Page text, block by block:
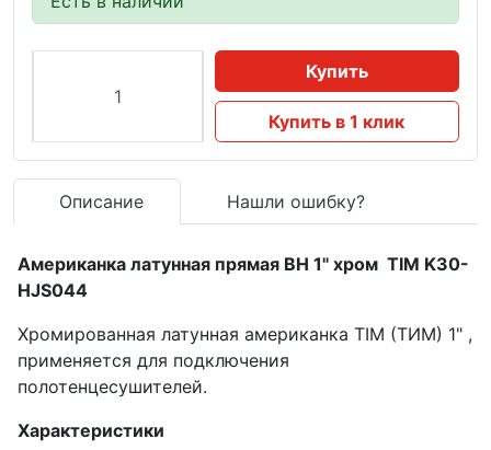
Купить
Купить в 1 клик
Описание Нашли ошибку?
Американка латунная прямая ВН 1" хром TIM K30-
HJS044
Хромированная латунная американка TIM (ТИМ) 1" ,
применяется для подключения
полотенцесушителей.
Характеристики